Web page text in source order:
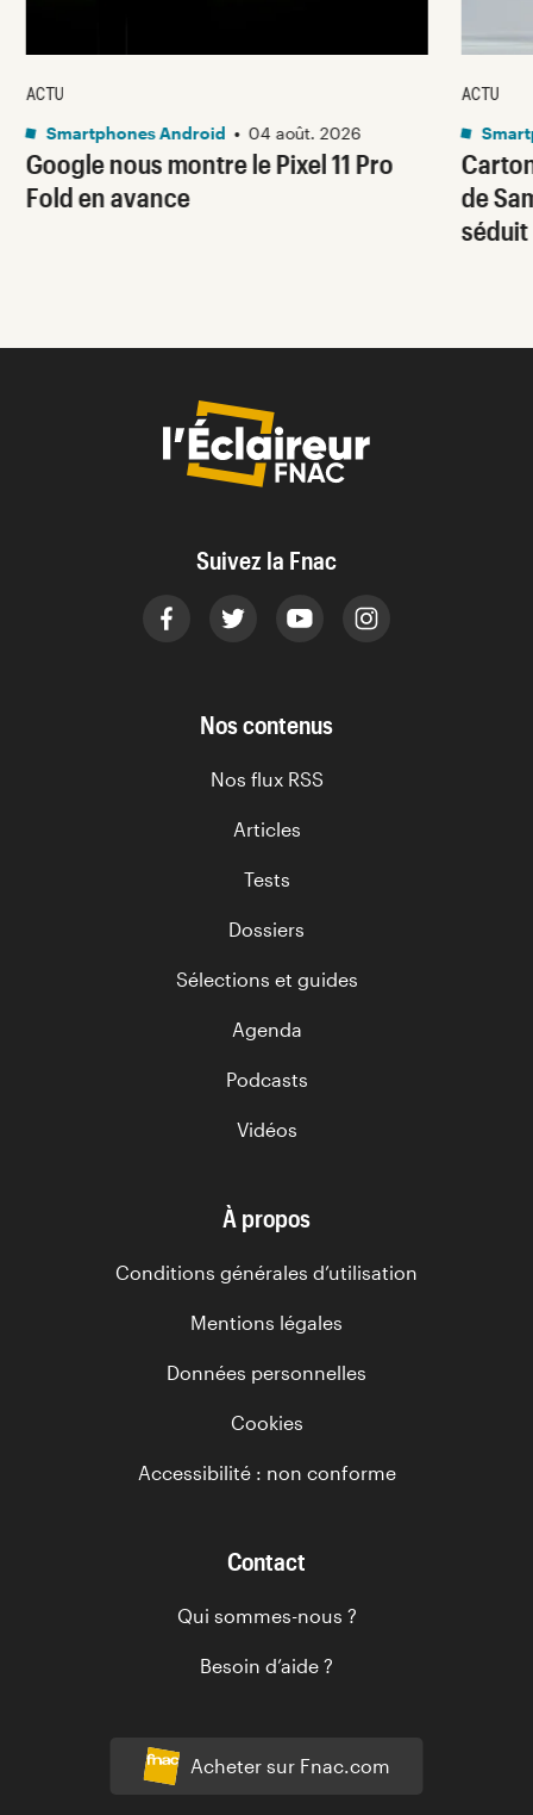
Google nous montre le Pixel 11 Pro
Fold en avance
ACTU
Smartphones Android • 04 août. 2026
de
ACTU
Suivez la Fnac
Acheter sur Fnac.com
Nos contenus
Nos flux RSS
Articles
Tests
Dossiers
Sélections et guides
Agenda
Podcasts
Vidéos
À propos
Conditions générales d’utilisation
Mentions légales
Données personnelles
Cookies
Accessibilité : non conforme
Contact
Qui sommes-nous ?
Besoin d’aide ?